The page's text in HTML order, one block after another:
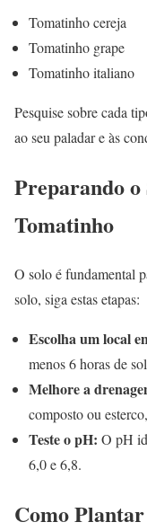
Tomatinho cereja
Tomatinho grape
Tomatinho italiano
Pesquise sobre cada
ao seu paladar e às
Preparando
Tomatinho
O solo é fundamental
solo, siga estas etapas:
Escolha um local
menos 6 horas de
Melhore a
composto ou
Teste o pH: O pH
6,0 e 6,8.
Como